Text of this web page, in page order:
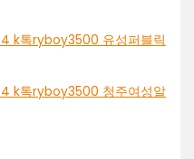
k톡ryboy3500 유성퍼블릭
k톡ryboy3500 청주여성알